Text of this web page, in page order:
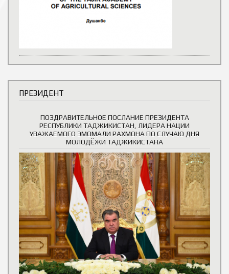
ПРЕЗИДЕНТ
ПОЗДРАВИТЕЛЬНОЕ ПОСЛАНИЕ ПРЕЗИДЕНТА
РЕСПУБЛИКИ ТАДЖИКИСТАН, ЛИДЕРА НАЦИИ
УВАЖАЕМОГО ЭМОМАЛИ РАХМОНА ПО СЛУЧАЮ ДНЯ
МОЛОДЁЖИ ТАДЖИКИСТАНА